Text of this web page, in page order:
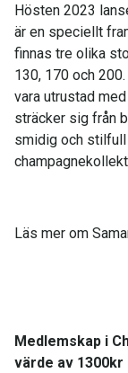
Hösten 2023
är en speciellt
finnas tre olika
130, 170 och
vara utrustad
sträcker sig från
smidig och
Läs mer om
Medlemskap i
värde av 1300kr